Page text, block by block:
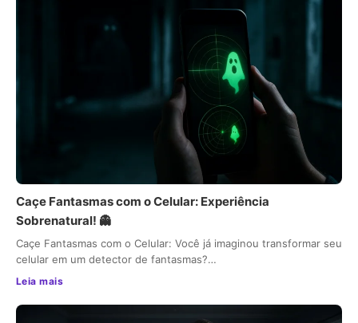
Caçe Fantasmas com o Celular: Experiência
Sobrenatural! 👻
Caçe Fantasmas com o Celular: Você já imaginou transformar seu
celular em um detector de fantasmas?…
Leia mais